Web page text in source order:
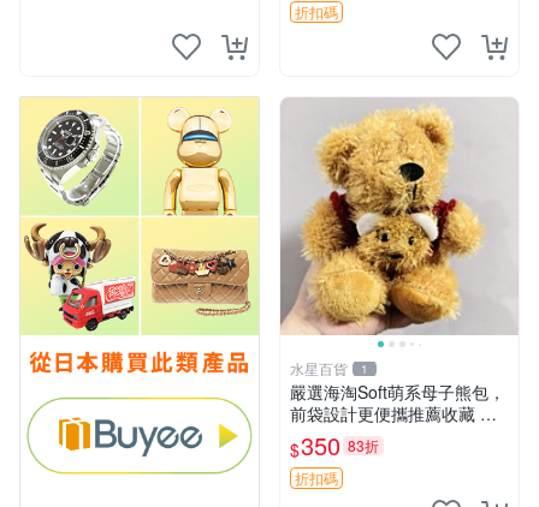
折扣碼
水星百貨 1
嚴選海淘Soft萌系母子熊包，
前袋設計更便攜推薦收藏 母
子熊 軟綿綿 包包
$350 83折
折扣碼